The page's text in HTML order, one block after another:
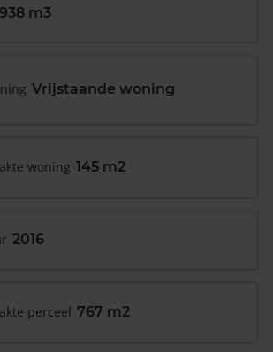
938 m3
Vrijstaande woning
woning 145 m2
2016
perceel 767 m2